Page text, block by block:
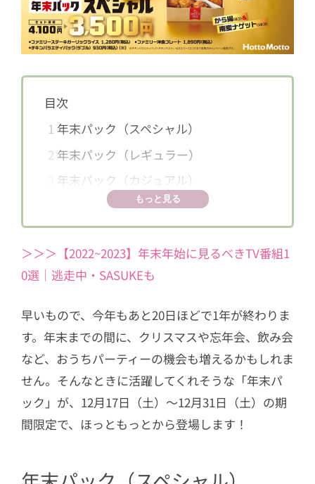
目次
1 年末パック（スペシャル）
2 年末パック（レギュラー）
年末パック（カジュアル）
もっと見る
＞＞＞【2022~2023】年末年始に見るべきTV番組1
0選｜逃走中・SASUKEも
早いもので、今年もあと20日ほどで1年が終わりま
す。年末までの間に、クリスマスや忘年会、飲み会
など、おうちパーティーの機会も増えるかもしれま
せん。そんなときに活躍してくれそうな「年末パ
ック」が、12月17日（土）～12月31日（土）の期
間限定で、ほっともっとから登場します！